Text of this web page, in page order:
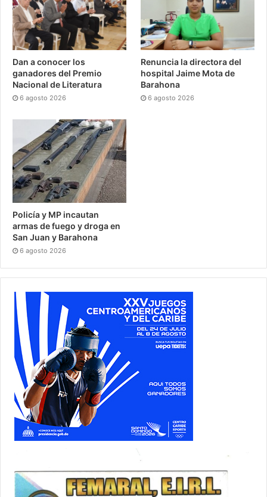
Dan a conocer los
ganadores del Premio
Nacional de Literatura
6 agosto 2026
Renuncia la directora del
hospital Jaime Mota de
Barahona
6 agosto 2026
Policía y MP incautan
armas de fuego y droga en
San Juan y Barahona
6 agosto 2026